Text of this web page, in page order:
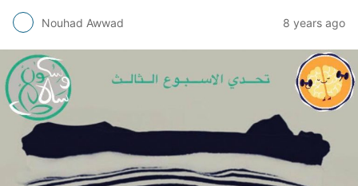
Nouhad Awwad 8 years ago